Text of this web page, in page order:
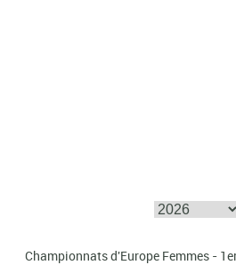
Championnats d'Europe Femmes -